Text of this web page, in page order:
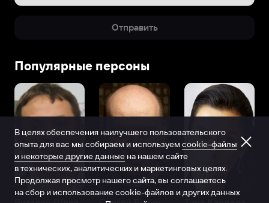
Отправить
Популярные персоны
В целях обеспечения наилучшего пользовательского
опыта для вас мы собираем и используем cookie-файлы
и некоторые другие данные на нашем сайте
в технических, аналитических и маркетинговых целях.
Продолжая просмотр нашего сайта, вы соглашаетесь
на сбор и использование cookie-файлов и других данных